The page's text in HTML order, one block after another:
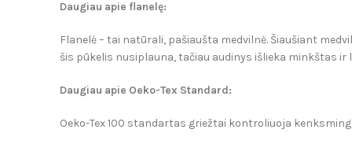
Daugiau apie flanelę:
Flanelė – tai natūrali, pašiaušta medvilnė. Šiaušiant
šis pūkelis nusiplauna, tačiau audinys išlieka minkštas
Daugiau apie Oeko-Tex Standard:
Oeko-Tex 100 standartas griežtai kontroliuoja